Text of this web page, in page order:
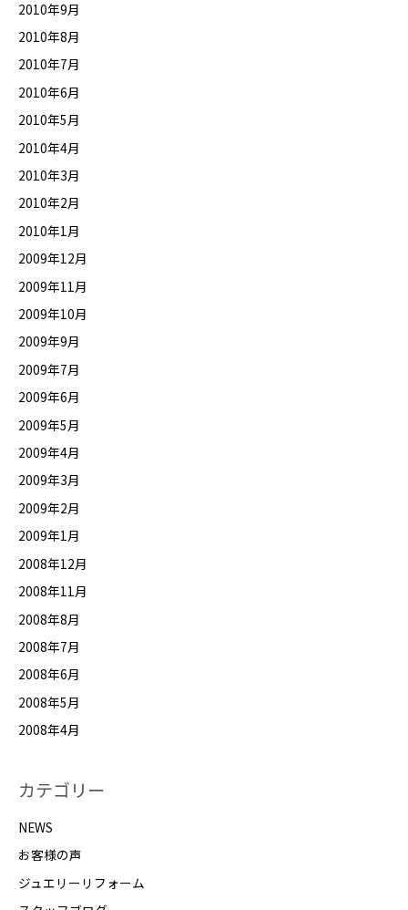
2010年9月
2010年8月
2010年7月
2010年6月
2010年5月
2010年4月
2010年3月
2010年2月
2010年1月
2009年12月
2009年11月
2009年10月
2009年9月
2009年7月
2009年6月
2009年5月
2009年4月
2009年3月
2009年2月
2009年1月
2008年12月
2008年11月
2008年8月
2008年7月
2008年6月
2008年5月
2008年4月
カテゴリー
NEWS
お客様の声
ジュエリーリフォーム